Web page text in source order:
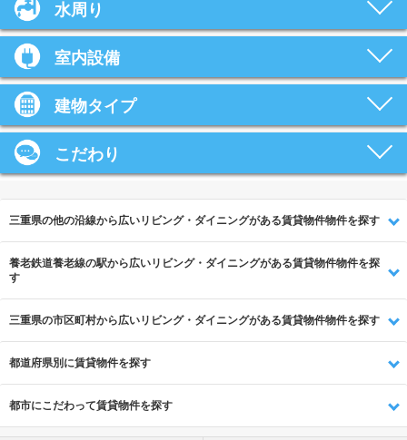
水周り
室内設備
建物タイプ
こだわり
三重県の他の沿線から広いリビング・ダイニングがある賃貸物件物件を探す
養老鉄道養老線の駅から広いリビング・ダイニングがある賃貸物件物件を探
す
三重県の市区町村から広いリビング・ダイニングがある賃貸物件物件を探す
都道府県別に賃貸物件を探す
都市にこだわって賃貸物件を探す